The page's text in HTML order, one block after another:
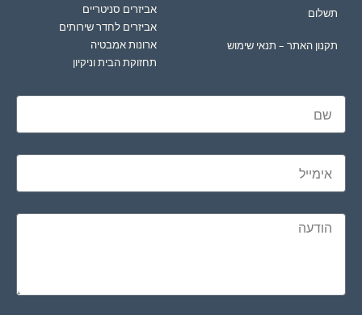
תשלום
תקנון האתר – תנאי שימוש
אביזרים סניטריים
אביזרים לחדר שירותים
ארונות אמבטיה
תחזוקת הבית וניקיון